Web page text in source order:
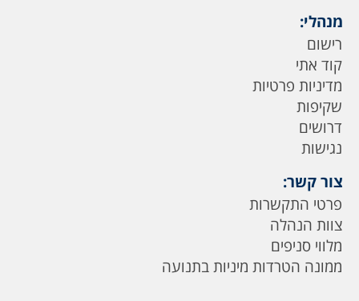
מנהלי:
רישום
קוד אתי
מדיניות פרטיות
שקיפות
דרושים
נגישות
צור קשר:
פרטי התקשרות
צוות הנהלה
מלווי סניפים
ממונה הטרדות מיניות בתנועה